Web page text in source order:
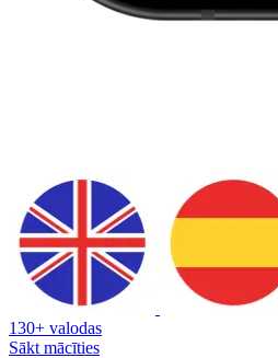
130+ valodas
Sākt mācīties